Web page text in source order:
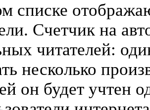
списке
Счетчик на
читателей:
несколько
он будет учтен